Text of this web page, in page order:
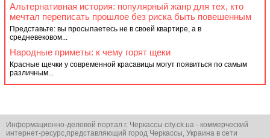
Альтернативная история: популярный жанр для тех, кто
мечтал переписать прошлое без риска быть повешенным
Представьте: вы просыпаетесь не в своей квартире, а в
средневековом...
Народные приметы: к чему горят щеки
Красные щечки у современной красавицы могут появиться по самым
различным...
Информационно-деловой портал г. Черкассы city.ck.ua - коммерческий
интернет-ресурс,представляющий город Черкассы, Украина в сети